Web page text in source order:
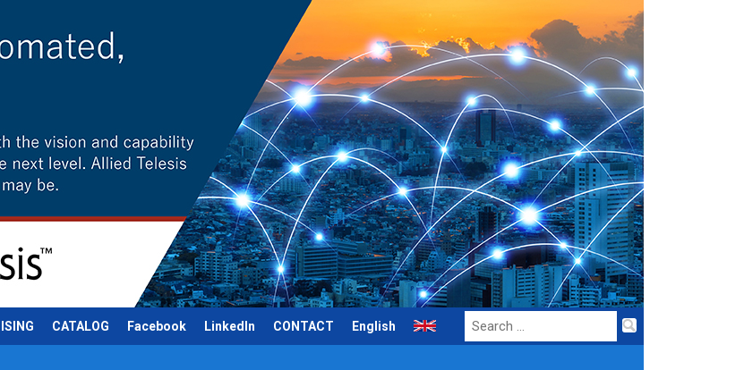
CATALOG Facebook LinkedIn CONTACT English
Search
for: